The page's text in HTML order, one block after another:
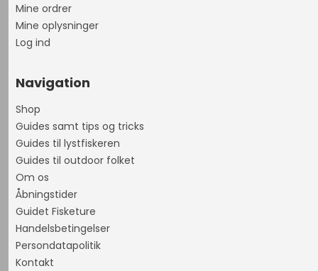
Mine ordrer
Mine oplysninger
Log ind
Navigation
Shop
Guides samt tips og tricks
Guides til lystfiskeren
Guides til outdoor folket
Om os
Åbningstider
Guidet Fisketure
Handelsbetingelser
Persondatapolitik
Kontakt